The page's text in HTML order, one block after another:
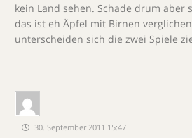
kein Land sehen. Schade drum aber
das ist eh Äpfel mit Birnen
unterscheiden sich die zwei Spiele
30. September 2011 15:47